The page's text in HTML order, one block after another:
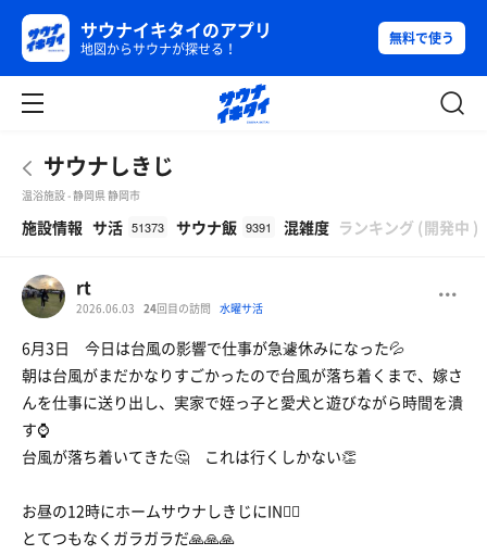
サウナイキタイのアプリ
地図からサウナが探せる！
無料で使う
サウナしきじ
温浴施設 - 静岡県 静岡市
施設情報 サ活 51373 サウナ飯 9391 混雑度 ランキング (開発中 )
rt
2026.06.03 24回目の訪問 水曜サ活
6月3日 今日は台風の影響で仕事が急遽休みになった💦
朝は台風がまだかなりすごかったので台風が落ち着くまで、嫁さ
んを仕事に送り出し、実家で姪っ子と愛犬と遊びながら時間を潰
す⌚️
台風が落ち着いてきた🤔 これは行くしかない👏
お昼の12時にホームサウナしきじにIN🧖‍♂️
とてつもなくガラガラだ🙏🙏🙏